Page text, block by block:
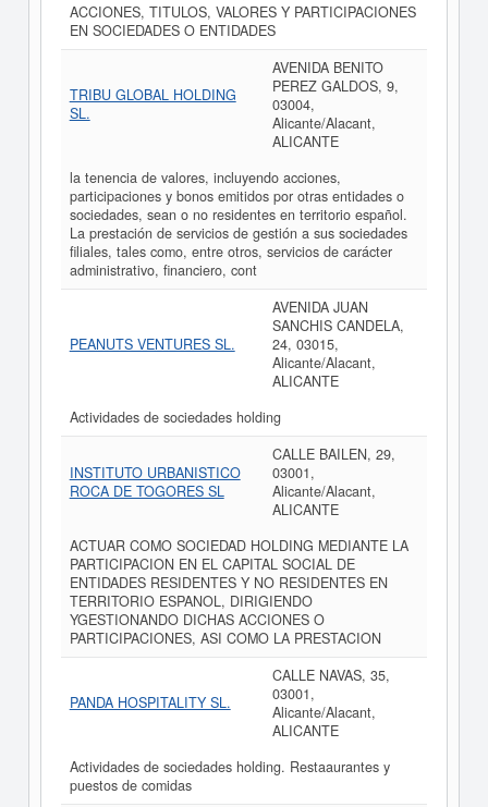
ACCIONES, TITULOS, VALORES Y PARTICIPACIONES
EN SOCIEDADES O ENTIDADES
TRIBU GLOBAL HOLDING
SL.
AVENIDA BENITO
PEREZ GALDOS, 9,
03004,
Alicante/Alacant,
ALICANTE
la tenencia de valores, incluyendo acciones,
participaciones y bonos emitidos por otras entidades o
sociedades, sean o no residentes en territorio español.
La prestación de servicios de gestión a sus sociedades
filiales, tales como, entre otros, servicios de carácter
administrativo, financiero, cont
PEANUTS VENTURES SL.
AVENIDA JUAN
SANCHIS CANDELA,
24, 03015,
Alicante/Alacant,
ALICANTE
Actividades de sociedades holding
INSTITUTO URBANISTICO
ROCA DE TOGORES SL
CALLE BAILEN, 29,
03001,
Alicante/Alacant,
ALICANTE
ACTUAR COMO SOCIEDAD HOLDING MEDIANTE LA
PARTICIPACION EN EL CAPITAL SOCIAL DE
ENTIDADES RESIDENTES Y NO RESIDENTES EN
TERRITORIO ESPANOL, DIRIGIENDO
YGESTIONANDO DICHAS ACCIONES O
PARTICIPACIONES, ASI COMO LA PRESTACION
PANDA HOSPITALITY SL.
CALLE NAVAS, 35,
03001,
Alicante/Alacant,
ALICANTE
Actividades de sociedades holding. Restaaurantes y
puestos de comidas